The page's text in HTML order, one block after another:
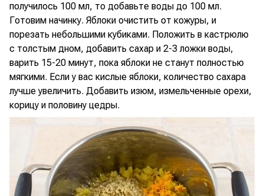
получилось 100 мл, то добавьте воды до 100 мл.
Готовим начинку. Яблоки очистить от кожуры, и
порезать небольшими кубиками. Положить в кастрюлю
с толстым дном, добавить сахар и 2-3 ложки воды,
варить 15-20 минут, пока яблоки не станут полностью
мягкими. Если у вас кислые яблоки, количество сахара
лучше увеличить. Добавить изюм, измельченные орехи,
корицу и половину цедры.